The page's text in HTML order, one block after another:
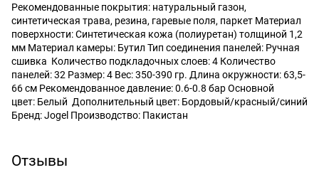
Рекомендованные покрытия: натуральный газон,
синтетическая трава, резина, гаревые поля, паркет Материал
поверхности: Синтетическая кожа (полиуретан) толщиной 1,2
мм Материал камеры: Бутил Тип соединения панелей: Ручная
сшивка Количество подкладочных слоев: 4 Количество
панелей: 32 Размер: 4 Вес: 350-390 гр. Длина окружности: 63,5-
66 см Рекомендованное давление: 0.6-0.8 бар Основной
цвет: Белый Дополнительный цвет: Бордовый/красный/синий
Бренд: Jogel Производство: Пакистан
Отзывы